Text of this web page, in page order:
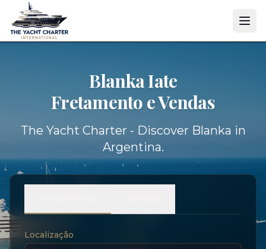
Blanka Iate
Fretamento e Vendas
The Yacht Charter - Discover Blanka in
Argentina.
Localização